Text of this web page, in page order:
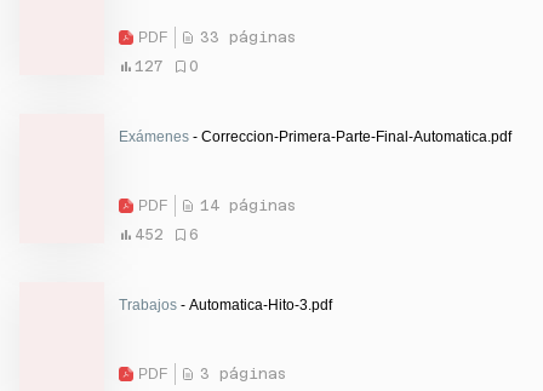
PDF
33 páginas
127
0
Exámenes - Correccion-Primera-Parte-Final-Automatica.pdf
PDF
14 páginas
452
6
Trabajos - Automatica-Hito-3.pdf
PDF
3 páginas